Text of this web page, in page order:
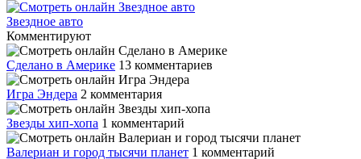
Звездное авто
Комментируют
Сделано в Америке 13 комментариев
Игра Эндера 2 комментария
Звезды хип-хопа 1 комментарий
Валериан и город тысячи планет 1 комментарий